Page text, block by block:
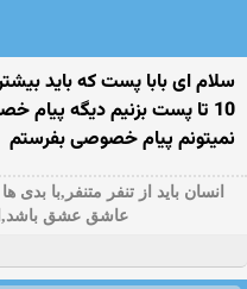
10 تا پست بزنیم دیگه
نمیتونم پیام خصوصی بفرستم
انسان باید از تنفر متنفر,با
عاشق عشق